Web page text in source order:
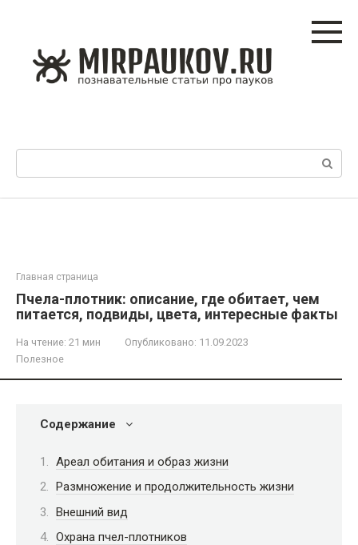
Главная страница
Пчела-плотник: описание, где обитает, чем
питается, подвиды, цвета, интересные факты
На чтение: 21 мин Опубликовано: 11.09.2023
Полезное
Содержание
Ареал обитания и образ жизни
Размножение и продолжительность жизни
Внешний вид
Охрана пчел-плотников